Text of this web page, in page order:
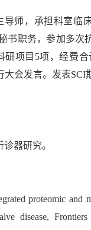
师，承担科室临
书职务，参加多次
项目5项，经费合
会发言。发表SCI
器研究。
proteomic and
disease,